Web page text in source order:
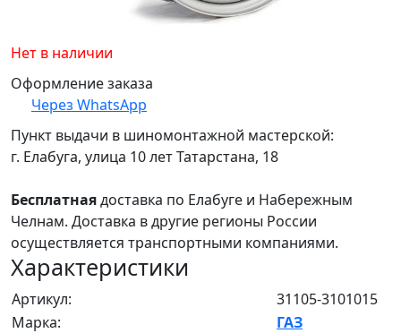
Нет в наличии
Оформление заказа
Через WhatsApp
Пункт выдачи в шиномонтажной мастерской:
г. Елабуга, улица 10 лет Татарстана, 18
Бесплатнаядоставка по Елабуге и Набережным
Челнам. Доставка в другие регионы России
осуществляется транспортными компаниями.
Характеристики
Артикул:
31105-3101015
Марка:
ГАЗ